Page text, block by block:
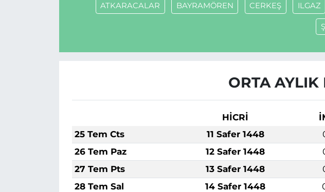
ATKARACALAR BAYRAMÖREN CERKEŞ ILGAZ
ORTA
HİCRİ
25 Tem Cts
11 Safer 1448
26 Tem Paz
12 Safer 1448
27 Tem Pts
13 Safer 1448
28 Tem Sal
14 Safer 1448